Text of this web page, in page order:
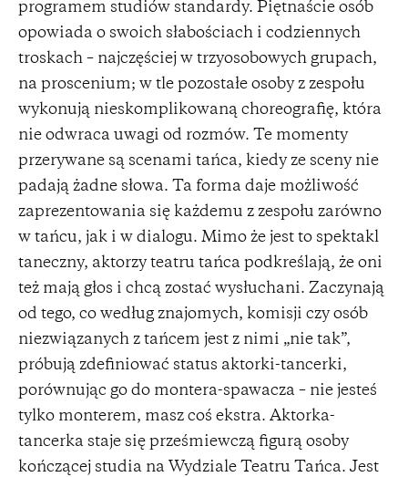
programem studiów standardy. Piętnaście osób
opowiada o swoich słabościach i codziennych
troskach – najczęściej w trzyosobowych grupach,
na proscenium; w tle pozostałe osoby z zespołu
wykonują nieskomplikowaną choreografię, która
nie odwraca uwagi od rozmów. Te momenty
przerywane są scenami tańca, kiedy ze sceny nie
padają żadne słowa. Ta forma daje możliwość
zaprezentowania się każdemu z zespołu zarówno
w tańcu, jak i w dialogu. Mimo że jest to spektakl
taneczny, aktorzy teatru tańca podkreślają, że oni
też mają głos i chcą zostać wysłuchani. Zaczynają
od tego, co według znajomych, komisji czy osób
niezwiązanych z tańcem jest z nimi „nie tak”,
próbują zdefiniować status aktorki-tancerki,
porównując go do montera-spawacza – nie jesteś
tylko monterem, masz coś ekstra. Aktorka-
tancerka staje się prześmiewczą figurą osoby
kończącej studia na Wydziale Teatru Tańca. Jest